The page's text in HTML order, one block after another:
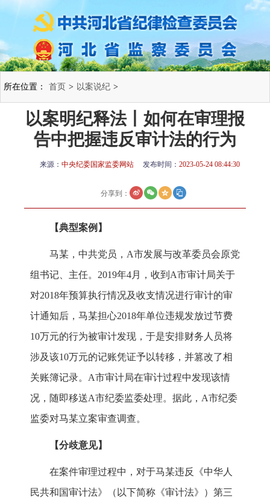
所在位置： 首页 > 以案说纪 >
以案明纪释法丨如何在审理报
告中把握违反审计法的行为
来源： 中央纪委国家监委网站 发布时间： 2023-05-24 08:44:30
分享到：
【典型案例】
马某，中共党员，A市发展与改革委员会原党
组书记、主任。2019年4月，收到A市审计局关于
对2018年预算执行情况及收支情况进行审计的审
计通知后，马某担心2018年单位违规发放过节费
10万元的行为被审计发现，于是安排财务人员将
涉及该10万元的记账凭证予以转移，并篡改了相
关账簿记录。A市审计局在审计过程中发现该情
况，随即移送A市纪委监委处理。据此，A市纪委
监委对马某立案审查调查。
【分歧意见】
在案件审理过程中，对于马某违反《中华人
民共和国审计法》（以下简称《审计法》）第三